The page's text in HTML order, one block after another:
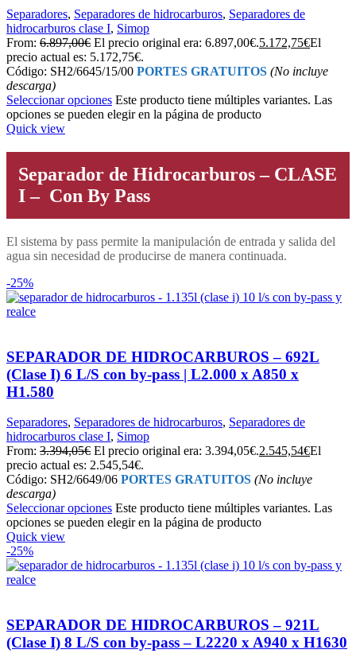
Separadores, Separadores de hidrocarburos, Separadores de
hidrocarburos clase I, Simop
From: 6.897,00€ El precio original era: 6.897,00€.5.172,75€El
precio actual es: 5.172,75€.
Código: SH2/6645/15/00 PORTES GRATUITOS (No incluye
descarga)
Seleccionar opciones Este producto tiene múltiples variantes. Las
opciones se pueden elegir en la página de producto
Quick view
Separador de Hidrocarburos – CLASE
I – Con By Pass
El sistema by pass permite la manipulación de entrada y salida del
agua sin necesidad de producirse de manera continuada.
-25%
SEPARADOR DE HIDROCARBUROS – 692L
(Clase I) 6 L/S con by-pass | L2.000 x A850 x
H1.580
Separadores, Separadores de hidrocarburos, Separadores de
hidrocarburos clase I, Simop
From: 3.394,05€ El precio original era: 3.394,05€.2.545,54€El
precio actual es: 2.545,54€.
Código: SH2/6649/06 PORTES GRATUITOS (No incluye
descarga)
Seleccionar opciones Este producto tiene múltiples variantes. Las
opciones se pueden elegir en la página de producto
Quick view
-25%
SEPARADOR DE HIDROCARBUROS – 921L
(Clase I) 8 L/S con by-pass – L2220 x A940 x H1630